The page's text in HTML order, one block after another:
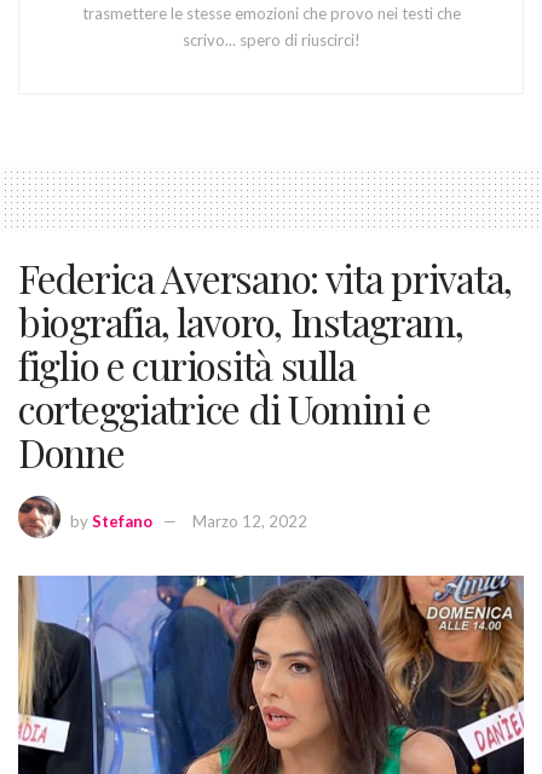
trasmettere le stesse emozioni che provo nei testi che
scrivo... spero di riuscirci!
Federica Aversano: vita privata,
biografia, lavoro, Instagram,
figlio e curiosità sulla
corteggiatrice di Uomini e
Donne
byStefano Marzo 12, 2022